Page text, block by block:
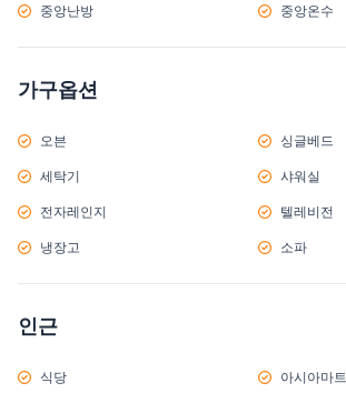
중앙난방 중앙온수
가구옵션
오븐 싱글베드
세탁기 샤워실
전자레인지 텔레비전
냉장고 소파
인근
식당 아시아마트